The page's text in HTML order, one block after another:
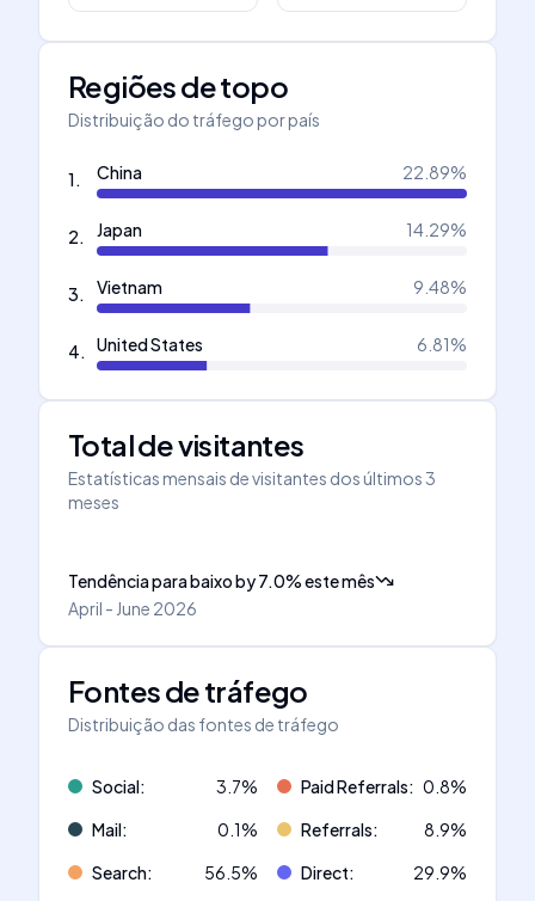
Regiões de topo
Distribuição do tráfego por país
1. China 22.89%
2. Japan 14.29%
3. Vietnam 9.48%
4. United States 6.81%
Total de visitantes
Estatísticas mensais de visitantes dos últimos 3
meses
Tendência para baixoby7.0%este mês
April - June 2026
Fontes de tráfego
Distribuição das fontes de tráfego
Social: 3.7% Paid Referrals: 0.8%
Mail: 0.1% Referrals: 8.9%
Search: 56.5% Direct: 29.9%